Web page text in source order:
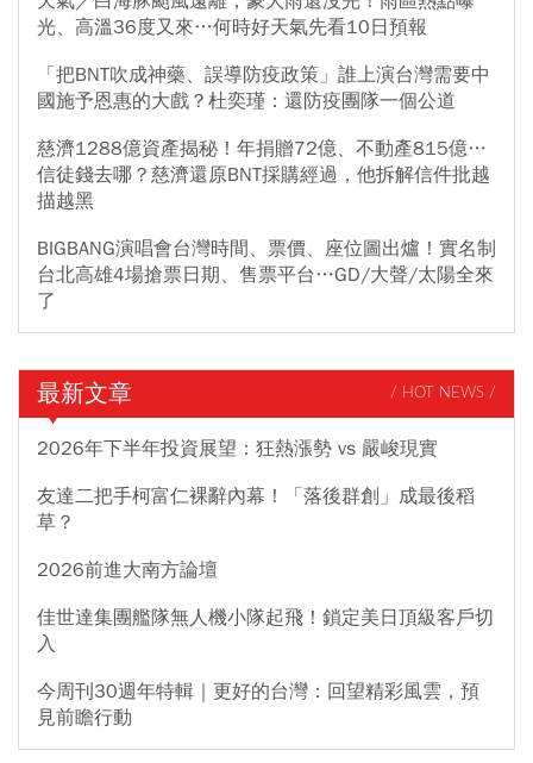
光、高溫36度又來…何時好天氣先看10日預報
「把BNT吹成神藥、誤導防疫政策」誰上演台灣需要中
國施予恩惠的大戲？杜奕瑾：還防疫團隊一個公道
慈濟1288億資產揭秘！年捐贈72億、不動產815億…
信徒錢去哪？慈濟還原BNT採購經過，他拆解信件批越
描越黑
BIGBANG演唱會台灣時間、票價、座位圖出爐！實名制
台北高雄4場搶票日期、售票平台…GD/大聲/太陽全來
了
最新文章 / HOT NEWS /
2026年下半年投資展望：狂熱漲勢 vs 嚴峻現實
友達二把手柯富仁裸辭內幕！「落後群創」成最後稻
草？
2026前進大南方論壇
佳世達集團艦隊無人機小隊起飛！鎖定美日頂級客戶切
入
今周刊30週年特輯｜更好的台灣：回望精彩風雲，預
見前瞻行動